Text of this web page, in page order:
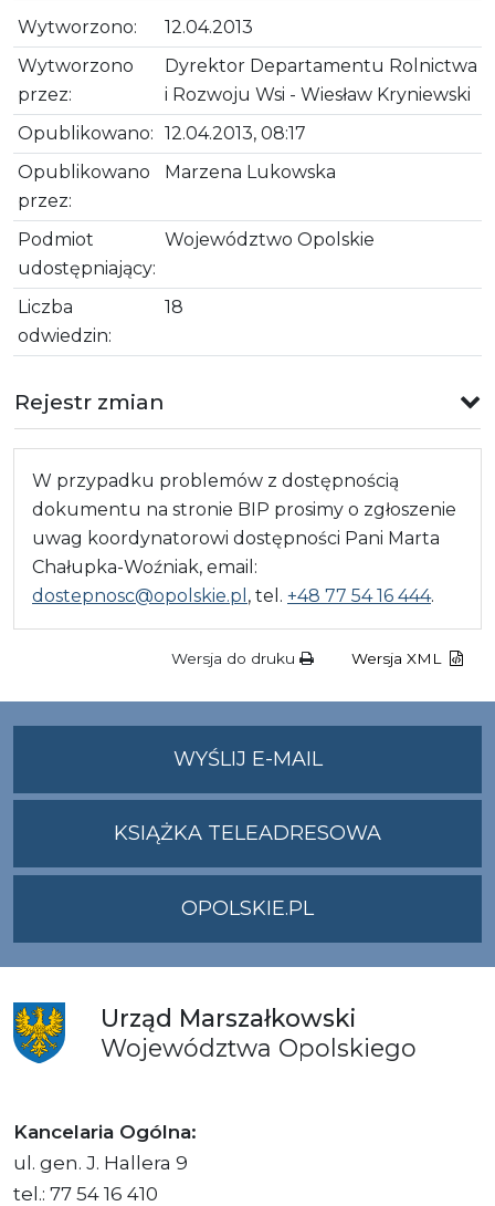
Wytworzono:
12.04.2013
Wytworzono
przez:
Dyrektor Departamentu Rolnictwa
i Rozwoju Wsi - Wiesław Kryniewski
Opublikowano: 12.04.2013, 08:17
Opublikowano
przez:
Marzena Lukowska
Podmiot
udostępniający:
Województwo Opolskie
Liczba
odwiedzin:
18
Rejestr zmian
W przypadku problemów z dostępnością
dokumentu na stronie BIP prosimy o zgłoszenie
uwag koordynatorowi dostępności Pani Marta
Chałupka-Woźniak, email:
dostepnosc@opolskie.pl , tel. +48 77 54 16 444.
Wersja do druku Wersja XML
WYŚLIJ E-MAILNA
ADRES
KSIĄŻKA TELEADRESOWA
OPOLSKIE.PL
Urząd Marszałkowski
Województwa Opolskiego
Kancelaria Ogólna:
ul. gen. J. Hallera 9
tel.: 77 54 16 410